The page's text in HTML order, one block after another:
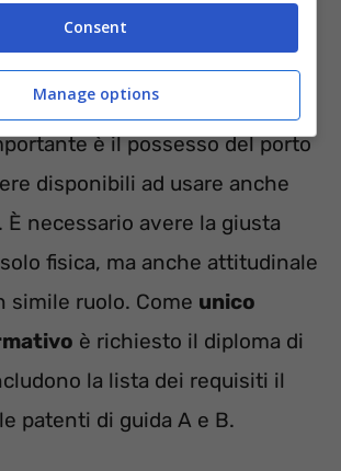
godere dei diritti civili e
la leva obbligatoria se si
il dicembre del 1985. Poi,
è il possesso del porto
disponibili ad usare anche
È necessario avere la giusta
fisica, ma anche attitudinale
simile ruolo. Come unico
è richiesto il diploma di
la lista dei requisiti il
patenti di guida A e B.
Consent
Manage options